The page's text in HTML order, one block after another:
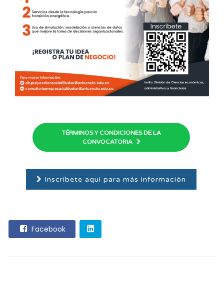
TÉRMINOS Y CONDICIONES DE LA
CONVOCATORIA
Inscríbete aquí para más información
Facebook